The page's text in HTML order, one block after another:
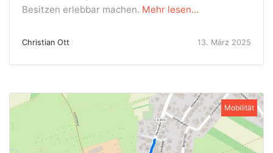
Besitzen erlebbar machen. Mehr lesen...
Christian Ott 13. März 2025
Mobilität